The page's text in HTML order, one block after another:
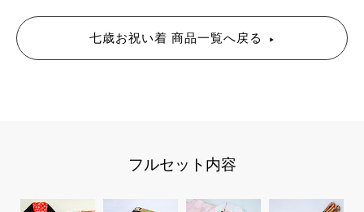
七歳お祝い着 商品一覧へ戻る
フルセット内容